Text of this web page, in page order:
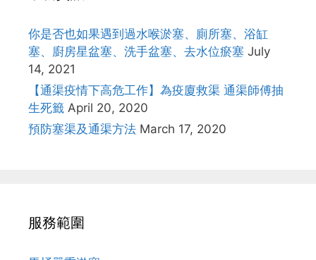
你是否也如果遇到過水喉淤塞、廁所塞、浴缸
塞、廚房星盆塞、洗手盆塞、去水位瘀塞 July
14, 2021
【通渠疫情下高危工作】為疫廈救渠 通渠師傅抽
生死籤 April 20, 2020
預防塞渠及通渠方法 March 17, 2020
服務範圍